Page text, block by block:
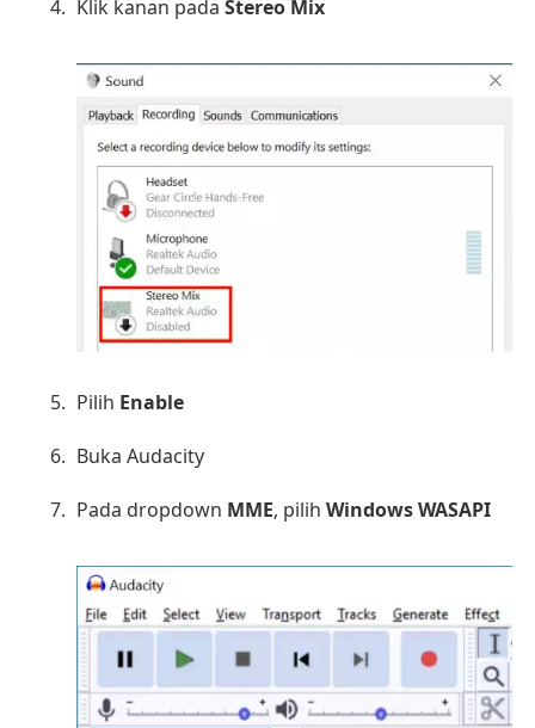
Klik kanan pada Stereo Mix
Pilih Enable
Buka Audacity
Pada dropdown MME, pilih Windows WASAPI